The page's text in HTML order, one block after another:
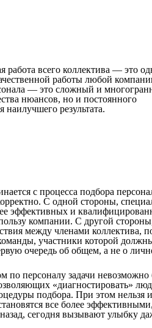
работа всего коллектива — это
работы любой
— это сложный и
нюансов, но и постоянного
результата.
с процесса подбора
С одной стороны,
эффективных и
компании. С другой
между членами коллектива,
участники которой
очередь об общем, а не о
по персоналу задачи невозможно
«диагностировать»
подбора. При этом нельзя
все более
сегодня вызывают улыбку